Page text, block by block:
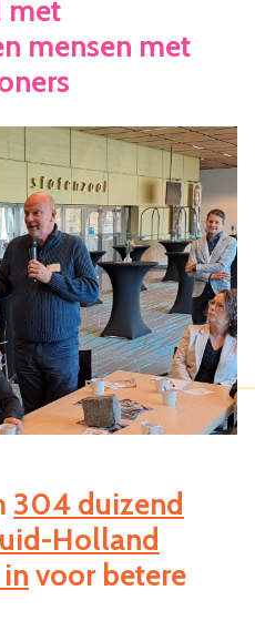
met
mensen met
304 duizend
Holland
voor betere